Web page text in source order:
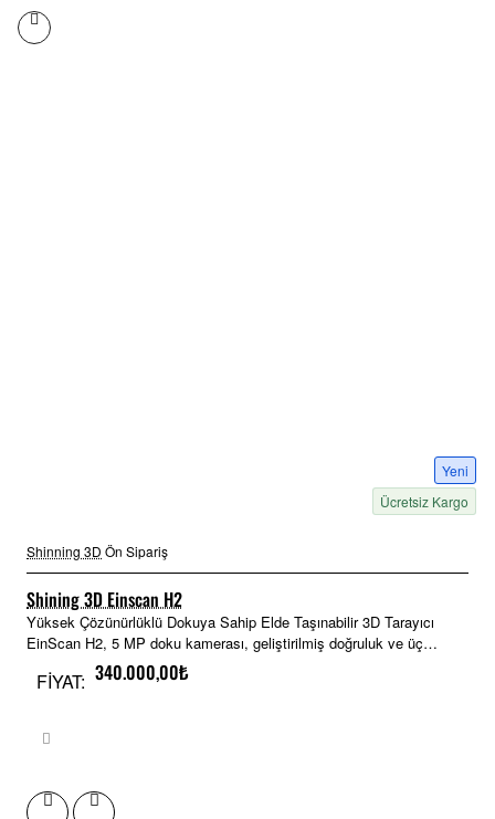
Yeni
Ücretsiz Kargo
Shinning 3D Ön Sipariş
Shining 3D Einscan H2
Yüksek Çözünürlüklü Dokuya Sahip Elde Taşınabilir 3D Tarayıcı
EinScan H2, 5 MP doku kamerası, geliştirilmiş doğruluk ve üç
kızılötesi VCSEL projekt..
FİYAT: 340.000,00₺